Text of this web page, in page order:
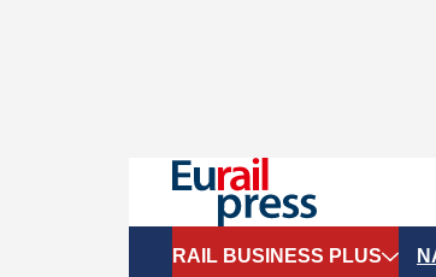
RAIL BUSINESS PLUS